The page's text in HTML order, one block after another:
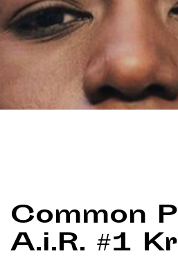
Common
A.i.R. #1